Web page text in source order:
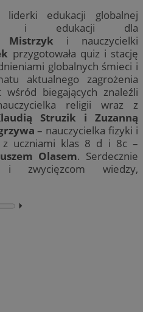
liderki edukacji globalnej
i edukacji dla
i nauczycielki
przygotowała quiz i stację
globalnych śmieci i
aktualnego zagrożenia
wśród biegających znaleźli
religii wraz z
Struzik i Zuzanną
– nauczycielka fizyki i
z uczniami klas 8 d i 8c –
Olasem. Serdecznie
i zwycięzcom wiedzy,
⏵︎